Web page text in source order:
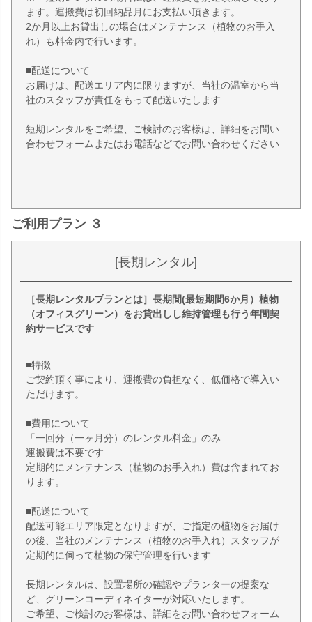
ます。運搬費は初回納品月にお支払い頂きます。
2か月以上お貸出しの場合はメンテナンス（植物のお手入
れ）も料金内で行います。
■配送について
お届けは、配送エリア内に限りますが、当社の温室から当
社のスタッフが責任をもって配送いたします
短期レンタルをご希望、ご検討のお客様は、詳細をお問い
合わせフォームまたはお電話などでお問い合わせください
ご利用プラン ３
[長期レンタル]
［長期レンタルプランとは］長期間(最短期間6か月）植物
（オフィスグリーン）をお貸出しし維持管理も行う年間契
約サービスです
■特徴
ご契約頂く事により、運搬費の負担なく、低価格で導入い
ただけます。
■費用について
「一回分（一ヶ月分）のレンタル料金」のみ
運搬費は不要です
定期的にメンテナンス（植物のお手入れ）費は含まれてお
ります。
■配送について
配送可能エリア限定となりますが、ご指定の植物をお届け
の後、当社のメンテナンス（植物のお手入れ）スタッフが
定期的に伺って植物の保守管理を行います
長期レンタルは、設置場所の確認やプランターの提案な
ど、グリーンコーディネイターが対応いたします。
ご希望、ご検討のお客様は、詳細をお問い合わせフォーム